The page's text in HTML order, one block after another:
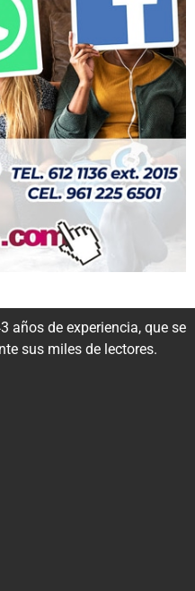
años de experiencia, que se
sus miles de lectores.